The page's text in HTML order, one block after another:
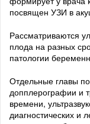
посвящен УЗИ в
Рассматриваются
плода на разных
патологии
Отдельные главы
допплерографии и
времени,
диагностических и